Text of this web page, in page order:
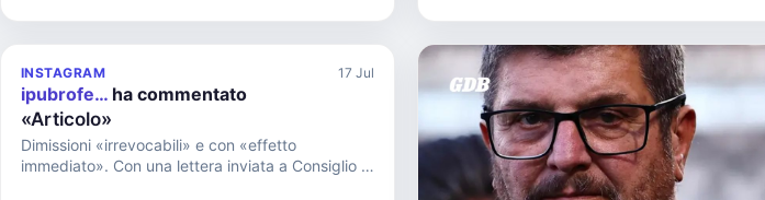
INSTAGRAM 17 Jul
ipubrofe… ha commentato
«Articolo»
Dimissioni «irrevocabili» e con «effetto
immediato». Con una lettera inviata a Consiglio di